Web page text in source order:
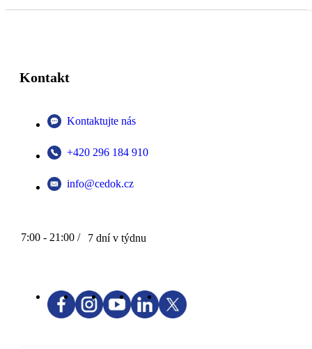
Kontakt
Kontaktujte nás
+420 296 184 910
info@cedok.cz
7:00 - 21:00 / 7 dní v týdnu